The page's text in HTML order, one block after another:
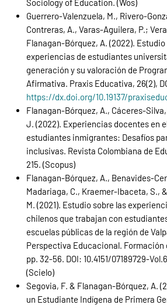
Sociology of Education. (Wos)
Guerrero-Valenzuela, M., Rivero-
Contreras, A., Varas-Aguilera, P.;
Flanagan-Bórquez, A. (2022).
experiencias de estudiantes
generación y su valoración de
Afirmativa. Praxis Educativa, 26(2),
https://dx.doi.org/10.19137/
Flanagan-Bórquez, A., Cáceres-
J. (2022). Experiencias docentes en
estudiantes inmigrantes: Desafíos
inclusivas. Revista Colombiana de
215. (Scopus)
Flanagan-Bórquez, A., Benavides-
Madariaga, C., Kraemer-Ibaceta, S.,
M. (2021). Estudio sobre las
chilenos que trabajan con
escuelas públicas de la región de
Perspectiva Educacional. Formación
pp. 32-56. DOI: 10.4151/07189729-
(Scielo)
Segovia, F. & Flanagan-Bórquez, A.
un Estudiante Indígena de Primera